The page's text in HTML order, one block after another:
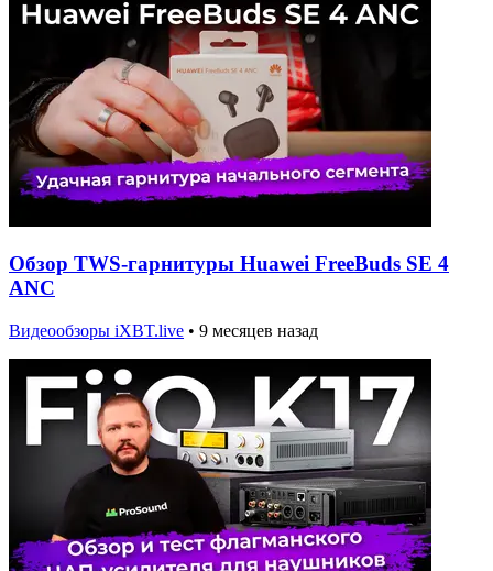
Обзор TWS-гарнитуры Huawei FreeBuds SE 4
ANC
Видеообзоры iXBT.live • 9 месяцев назад